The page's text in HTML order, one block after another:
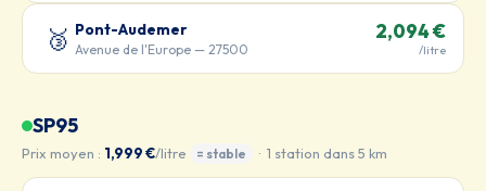
🥉 Pont-Audemer
Avenue de l'Europe — 27500
2,094 €
/litre
SP95
Prix moyen : 1,999 €/litre = stable · 1 station dans 5 km